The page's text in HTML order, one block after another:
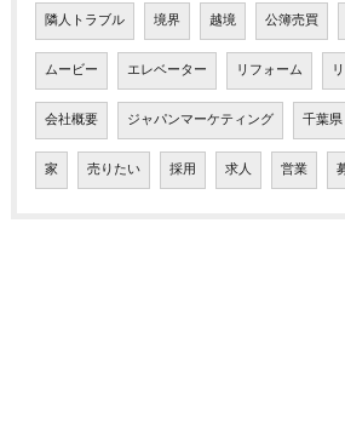
隣人トラブル 境界 越境 公簿売買
ムービー エレベーター リフォーム
会社概要 ジャパンマーケティング 千葉県
家 売りたい 採用 求人 営業